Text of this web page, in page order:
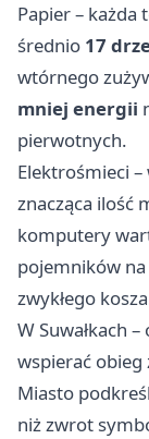
Papier –
średnio 17
wtórnego
mniej energii
pierwotnych.
Elektrośmieci
znacząca ilość
komputery
pojemników
zwykłego
W Suwałkach
wspierać
Miasto
niż zwrot